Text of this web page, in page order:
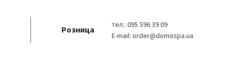
Розница
тел.: 095 596 39 09
E-mail: order@domospa.ua